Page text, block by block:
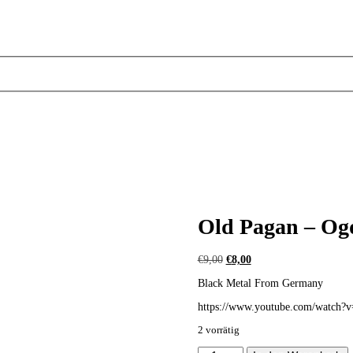
Old Pagan –
€9,00 Ursprünglicher
war:
€8,00Aktueller
ist:
Black Metal From Germany
https://www.youtube.com/
2 vorrätig